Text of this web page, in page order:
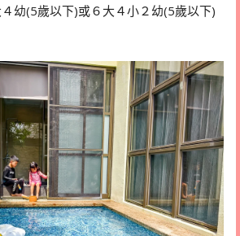
幼(5歲以下)或６大４小２幼(5歲以下)